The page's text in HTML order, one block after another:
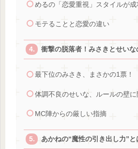
めるの「恋愛重視」スタイルが成
モテることと恋愛の違い
衝撃の脱落者！みさきとせいな
最下位のみさき、まさかの1票！
体調不良のせいな、ルールの壁に
MC陣からの厳しい指摘
あかねの“魔性の引き出し力”と